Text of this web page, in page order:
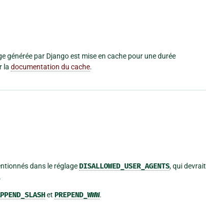
générée par Django est mise en cache pour une durée
la documentation du cache.
dans le réglageDISALLOWED_USER_AGENTS, qui devrait
et PREPEND_WWW.